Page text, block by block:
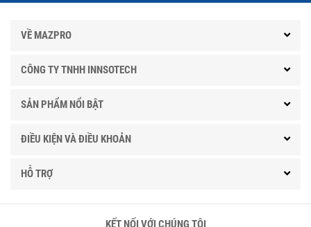
VỀ MAZPRO
CÔNG TY TNHH INNSOTECH
SẢN PHẨM NỔI BẬT
ĐIỀU KIỆN VÀ ĐIỀU KHOẢN
HỖ TRỢ
KẾT NỐI VỚI CHÚNG TÔI